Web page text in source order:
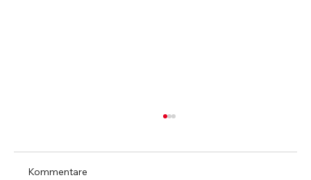
Kommentare